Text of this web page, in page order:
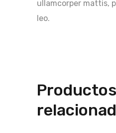
ullamcorper mattis,
leo.
Productos